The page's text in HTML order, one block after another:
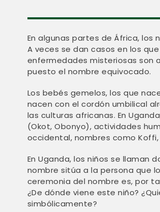
En algunas partes de África,
A veces se dan casos en los
enfermedades misteriosas son
puesto el nombre equivocado.
Los bebés gemelos, los que
nacen con el cordón umbilical
las culturas africanas. En
(Okot, Obonyo), actividades
occidental, nombres como Koffi,
En Uganda, los niños se llaman
nombre sitúa a la persona que
ceremonia del nombre es, por
¿De dónde viene este niño?
simbólicamente?